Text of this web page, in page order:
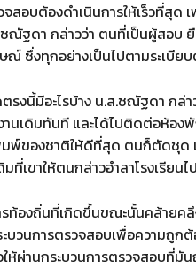
สอบต้องดำเนินการให้เร็วที่สุด
ฐดา กล่าวว่า ตนที่เป็นผู้สอบ
ซึ่งทุกอย่างเป็นไปตามระเบีย
รงนี้มีอะไรบ้าง น.ส.ชณัฐดา กล่
นเดิมทันที และได้ไปติดต่อห้อง
มพ์ของชาติให้ดีที่สุด ตนก็ตัดชุ
ที่เขาให้ตนกล่าวอำลาโรงเรียน
ท้องถิ่นที่เกิดขึ้นขณะนั้นคล้าย
วนการตรวจสอบเพื่อความถูก
ผ่านกระบวนการตรวจสอบที่มั